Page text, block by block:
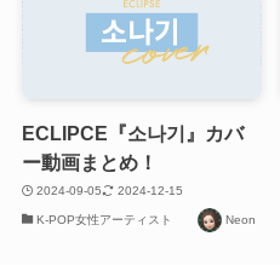
ECLIPCE『소나기』カバ
ー動画まとめ！
2024-09-05 2024-12-15
K-POP女性アーティスト Neon